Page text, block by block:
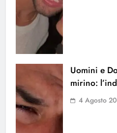
Uomini e
mirino:
4 Agosto